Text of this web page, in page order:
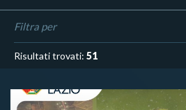
Filtra per
Risultati trovati:51